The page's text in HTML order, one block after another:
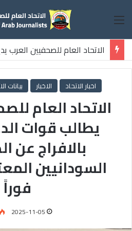
القائمة
الاتحاد العام للصحفيين العرب
ثلاثة صحفيين فلسطينيين
اخبار الاتحاد الاخبار بيانات
الاتحاد العام
يطالب قوات
بالافراج عن
السودانيين
فوراً
2025-11-05